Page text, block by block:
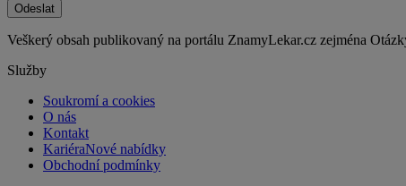
Odeslat
Veškerý obsah publikovaný na portálu ZnamyLekar.cz zejména
Služby
Soukromí a cookies
O nás
Kontakt
KariéraNové nabídky
Obchodní podmínky